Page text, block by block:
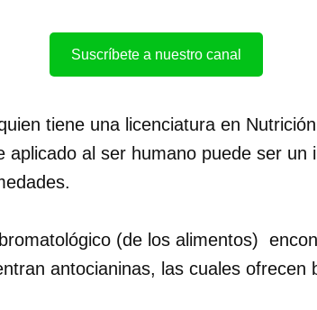
Suscríbete a nuestro canal
tiene una licenciatura en
aplicado al ser humano puede ser un
(de los alimentos)
antocianinas, las cuales ofrecen